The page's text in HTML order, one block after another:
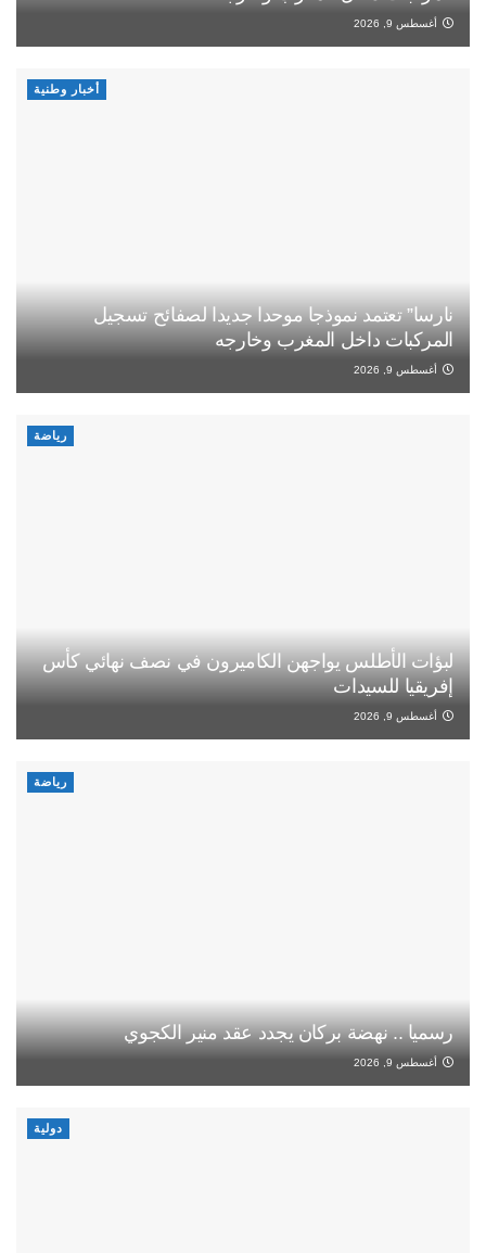
أغسطس 9, 2026
أخبار وطنية
نارسا” تعتمد نموذجا موحدا جديدا لصفائح تسجيل
المركبات داخل المغرب وخارجه
أغسطس 9, 2026
رياضة
لبؤات الأطلس يواجهن الكاميرون في نصف نهائي كأس
إفريقيا للسيدات
أغسطس 9, 2026
رياضة
رسميا .. نهضة بركان يجدد عقد منير الكجوي
أغسطس 9, 2026
دولية